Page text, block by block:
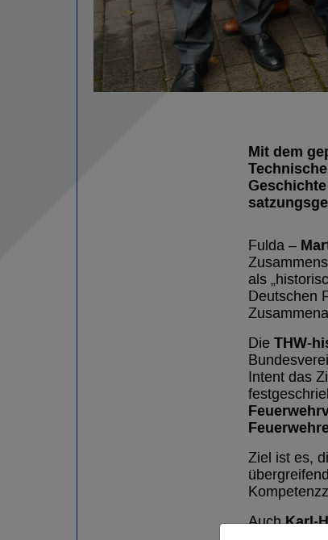
Mit dem
Fulda –
als
Deutschen
Die THW-
Intent das
Ziel ist es,
AuchKarl-